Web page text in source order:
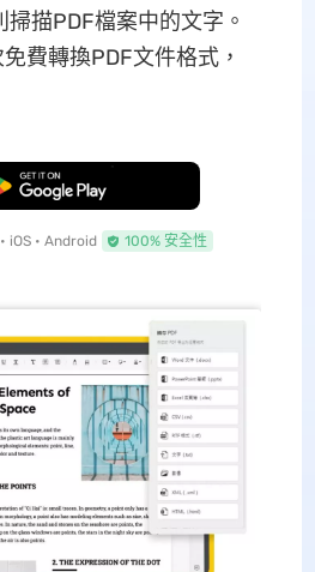
掃描PDF檔案中的文字。
費轉換PDF文件格式，
免費下載
iOS • Android 100% 安全性